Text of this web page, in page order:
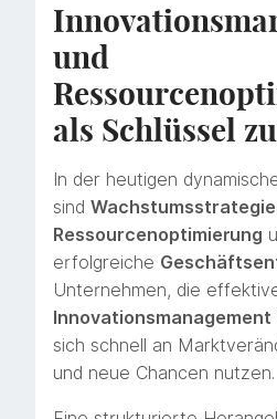
und
als Schlüssel
In der heutigen
sind
Ressourcenoptimierung
erfolgreiche
Unternehmen, die
Innovationsmanagement
sich schnell an
und neue Chancen nutzen.